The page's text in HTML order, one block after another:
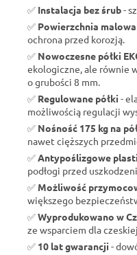
✅ Instalacja bez śrub-
✅ Powierzchnia
ochrona przed korozją.
✅ Nowoczesne półki
ekologiczne, ale równie
o grubości 8 mm.
✅ Regulowane półki -
możliwością regulacji
✅ Nośność 175 kg na
nawet cięższych
✅ Antypoślizgowe
podłogi przed
✅ Możliwość
większego
✅Wyprodukowano w
ze wsparciem dla
✅ 10 lat gwarancji -